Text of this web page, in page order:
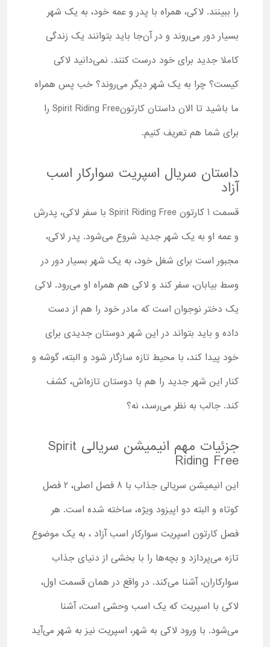
را ببینند. لاکی، همراه با پدر و عمه خود، به یک شهر
بسیار دور می‌روند و در آن‌جا باید بتوانند یک زندگی
کاملا جدید برای خود درست کنند. نمی‌دانید لاکی
کیست؟ چرا به یک شهر دیگر می‌روند؟ خب پس همراه
ما باشید تا الان داستان کارتونSpirit Riding Free را
برای شما هم تعریف کنیم.
داستان سریال اسپریت سوارکار اسب
آزاد
قسمت 1 کارتون Spirit Riding Free با سفر لاکی، پدرش
و عمه او به یک شهر جدید شروع می‌شود. پدر لاکی،
مجبور است برای شغل خود، به یک شهر بسیار دور در
وسط بیابان، سفر کند و لاکی هم همراه او می‌رود. لاکی
یک دختر نوجوان است که مادر خود را هم از دست
داده و باید بتواند در این شهر دوستان جدیدی برای
خود پیدا کند، با محیط تازه سازگار شود و البته، گوشه و
کنار این شهر جدید را هم با دوستان تازه‌اش، کشف
کند. جالب به نظر می‌رسد، نه؟
جزئیات مهم انیمیشن سریالی Spirit
Riding Free
این انیمیشن سریالی جذاب با 8 فصل اصلی، 2 فصل
کوتاه و البته دو اپیزود ویژه، ساخته شده است. هر
فصل کارتون اسپریت سوارکار اسب آزاد ، به یک موضوع
تازه می‌پردازد و بچه‌ها را با بخشی از دنیای جذاب
سوارکاران، آشنا می‌کند. در واقع در همان قسمت اول،
لاکی با اسپریت که یک اسب وحشی است، آشنا
می‌شود. با ورود لاکی به شهر، اسپریت نیز به شهر می‌آید